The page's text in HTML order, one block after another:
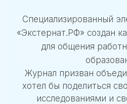
Специализированный
«Экстернат.РФ» создан
для общения
Журнал призван
хотел бы поделиться
исследованиями и